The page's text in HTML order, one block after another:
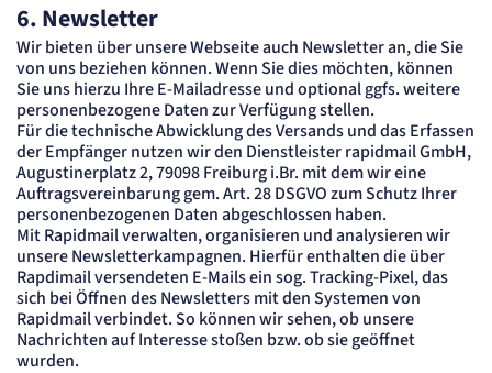
6. Newsletter
Wir bieten über unsere Webseite auch Newsletter an, die Sie
von uns beziehen können. Wenn Sie dies möchten, können
Sie uns hierzu Ihre E-Mailadresse und optional ggfs. weitere
personenbezogene Daten zur Verfügung stellen.
Für die technische Abwicklung des Versands und das Erfassen
der Empfänger nutzen wir den Dienstleister rapidmail GmbH,
Augustinerplatz 2, 79098 Freiburg i.Br. mit dem wir eine
Auftragsvereinbarung gem. Art. 28 DSGVO zum Schutz Ihrer
personenbezogenen Daten abgeschlossen haben.
Mit Rapidmail verwalten, organisieren und analysieren wir
unsere Newsletterkampagnen. Hierfür enthalten die über
Rapdimail versendeten E-Mails ein sog. Tracking-Pixel, das
sich bei Öffnen des Newsletters mit den Systemen von
Rapidmail verbindet. So können wir sehen, ob unsere
Nachrichten auf Interesse stoßen bzw. ob sie geöffnet
wurden.